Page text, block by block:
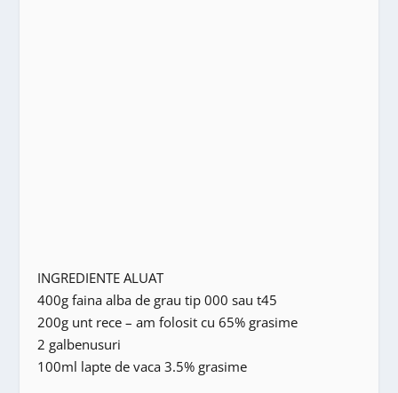
INGREDIENTE ALUAT
400g faina alba de grau tip 000 sau t45
200g unt rece – am folosit cu 65% grasime
2 galbenusuri
100ml lapte de vaca 3.5% grasime